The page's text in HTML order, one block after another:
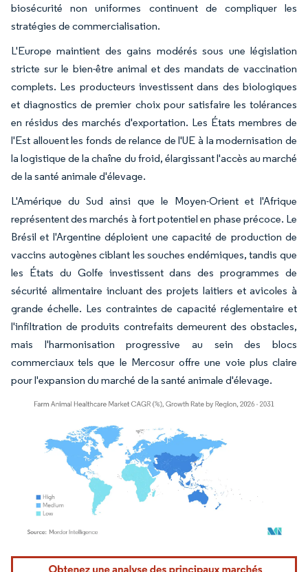
biosécurité non uniformes continuent de compliquer les
stratégies de commercialisation.
L'Europe maintient des gains modérés sous une législation
stricte sur le bien-être animal et des mandats de vaccination
complets. Les producteurs investissent dans des biologiques
et diagnostics de premier choix pour satisfaire les tolérances
en résidus des marchés d'exportation. Les États membres de
l'Est allouent les fonds de relance de l'UE à la modernisation de
la logistique de la chaîne du froid, élargissant l'accès au marché
de la santé animale d'élevage.
L'Amérique du Sud ainsi que le Moyen-Orient et l'Afrique
représentent des marchés à fort potentiel en phase précoce. Le
Brésil et l'Argentine déploient une capacité de production de
vaccins autogènes ciblant les souches endémiques, tandis que
les États du Golfe investissent dans des programmes de
sécurité alimentaire incluant des projets laitiers et avicoles à
grande échelle. Les contraintes de capacité réglementaire et
l'infiltration de produits contrefaits demeurent des obstacles,
mais l'harmonisation progressive au sein des blocs
commerciaux tels que le Mercosur offre une voie plus claire
pour l'expansion du marché de la santé animale d'élevage.
Image © Mordor Intelligence. La réutilisation nécessite une attribution sous CC BY